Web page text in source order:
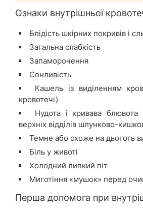
Ознаки внутрішньої
Блідість шкірних покривів і
Загальна слабкість
Запаморочення
Сонливість
Кашель із виділенням
кровотечі)
Нудота і кривава блювота
верхніх відділів шлунково-
Темне або схоже на дьоготь
Біль у животі
Холодний липкий піт
Миготіння «мушок» перед
Перша допомога при